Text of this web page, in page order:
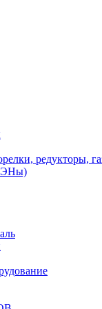
редукторы,